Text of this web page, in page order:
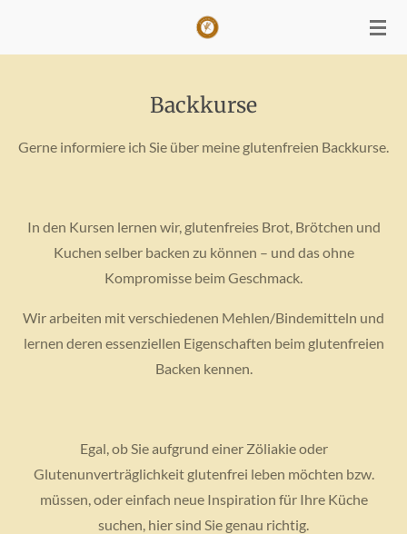
Backkurse
Gerne informiere ich Sie über meine glutenfreien Backkurse.
In den Kursen lernen wir, glutenfreies Brot, Brötchen und
Kuchen selber backen zu können – und das ohne
Kompromisse beim Geschmack.
Wir arbeiten mit verschiedenen Mehlen/Bindemitteln und
lernen deren essenziellen Eigenschaften beim glutenfreien
Backen kennen.
Egal, ob Sie aufgrund einer Zöliakie oder
Glutenunverträglichkeit glutenfrei leben möchten bzw.
müssen, oder einfach neue Inspiration für Ihre Küche
suchen, hier sind Sie genau richtig.